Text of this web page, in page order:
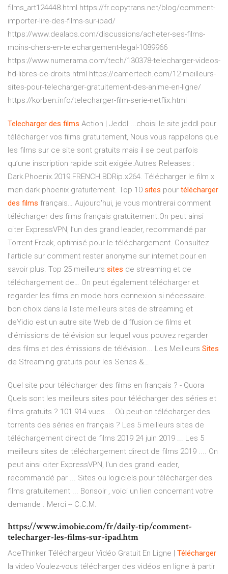
films_art124448.html https://fr.copytrans.net/blog/comment-
importer-lire-des-films-sur-ipad/
https://www.dealabs.com/discussions/acheter-ses-films-
moins-chers-en-telechargement-legal-1089966
https://www.numerama.com/tech/130378-telecharger-videos-
hd-libres-de-droits.html https://camertech.com/12-meilleurs-
sites-pour-telecharger-gratuitement-des-anime-en-ligne/
https://korben.info/telecharger-film-serie-netflix.html
Telecharger des films Action | Jeddl ...choisi le site jeddl pour
télécharger vos films gratuitement, Nous vous rappelons que
les films sur ce site sont gratuits mais il se peut parfois
qu’une inscription rapide soit exigée.Autres Releases :
Dark.Phoenix.2019.FRENCH.BDRip.x264. Télécharger le film x
men dark phoenix gratuitement. Top 10 sites pour télécharger
des films français… Aujourd'hui, je vous montrerai comment
télécharger des films français gratuitement.On peut ainsi
citer ExpressVPN, l’un des grand leader, recommandé par
Torrent Freak, optimisé pour le téléchargement. Consultez
l’article sur comment rester anonyme sur internet pour en
savoir plus. Top 25 meilleurs sites de streaming et de
téléchargement de… On peut également télécharger et
regarder les films en mode hors connexion si nécessaire.
bon choix dans la liste meilleurs sites de streaming et
deYidio est un autre site Web de diffusion de films et
d’émissions de télévision sur lequel vous pouvez regarder
des films et des émissions de télévision... Les Meilleurs Sites
de Streaming gratuits pour les Series &…
Quel site pour télécharger des films en français ? - Quora
Quels sont les meilleurs sites pour télécharger des séries et
films gratuits ? 101 914 vues ... Où peut-on télécharger des
torrents des séries en français ? Les 5 meilleurs sites de
téléchargement direct de films 2019 24 juin 2019 ... Les 5
meilleurs sites de téléchargement direct de films 2019 .... On
peut ainsi citer ExpressVPN, l'un des grand leader,
recommandé par ... Sites ou logiciels pour télécharger des
films gratuitement ... Bonsoir , voici un lien concernant votre
demande . Merci -- C.C.M.
https://www.imobie.com/fr/daily-tip/comment-
telecharger-les-films-sur-ipad.htm
AceThinker Téléchargeur Vidéo Gratuit En Ligne | Télécharger
la video Voulez-vous télécharger des vidéos en ligne à partir